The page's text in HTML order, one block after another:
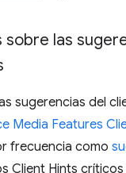
las
sugerencias del
Media Features
frecuencia como
Client Hints